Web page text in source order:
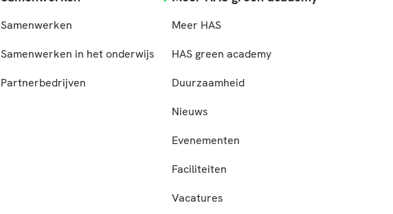
Samenwerken
Samenwerken in het onderwijs
Partnerbedrijven
Meer HAS
HAS green academy
Duurzaamheid
Nieuws
Evenementen
Faciliteiten
Vacatures